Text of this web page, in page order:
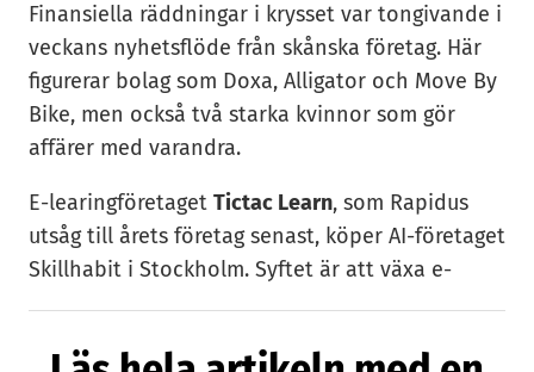
Finansiella räddningar i krysset var tongivande i
veckans nyhetsflöde från skånska företag. Här
figurerar bolag som Doxa, Alligator och Move By
Bike, men också två starka kvinnor som gör
affärer med varandra.
E-learingföretaget Tictac Learn, som Rapidus
utsåg till årets företag senast, köper AI-företaget
Skillhabit i Stockholm. Syftet är att växa e-